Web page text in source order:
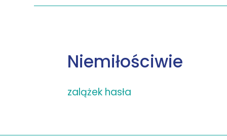
Niemiłościwie
zalążek hasła